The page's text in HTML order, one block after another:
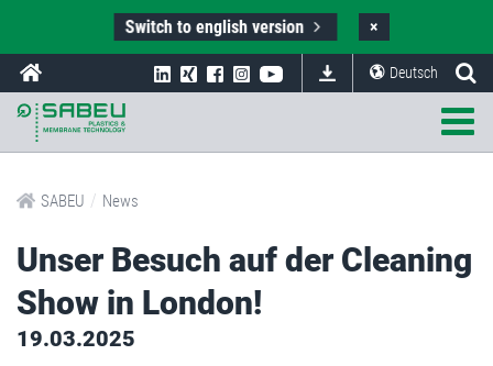
Switch to english version ×
Deutsch
SABEU / News
Unser Besuch auf der Cleaning
Show in London!
19.03.2025